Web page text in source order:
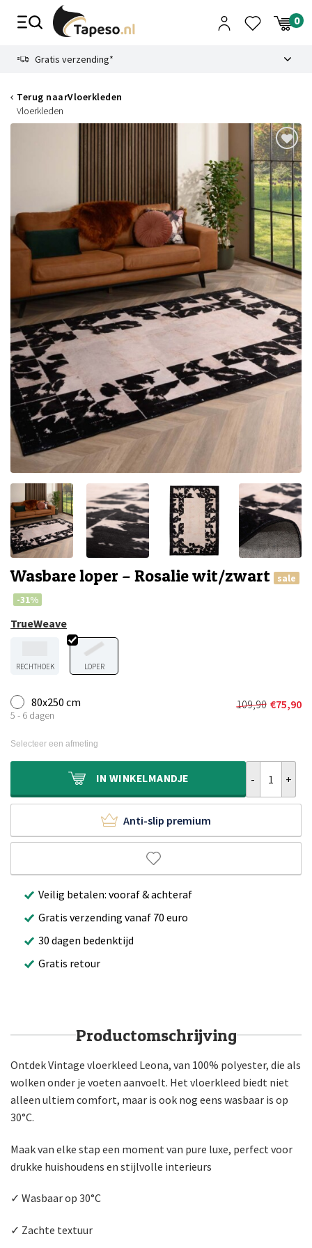
Gratis verzending*
Terug naarVloerkleden
Vloerkleden
Wasbare loper – Rosalie wit/zwart
sale
-31%
TrueWeave
RECHTHOEK LOPER
80x250 cm
5 - 6 dagen
109,90 €75,90
Huidige
Selecteer een afmeting
IN WINKELMANDJE
Anti-slip premium
Veilig betalen: vooraf & achteraf
Gratis verzending vanaf 70 euro
30 dagen bedenktijd
Gratis retour
Productomschrijving
Ontdek Vintage vloerkleed Leona, van 100% polyester, die als
wolken onder je voeten aanvoelt. Het vloerkleed biedt niet
alleen ultiem comfort, maar is ook nog eens wasbaar is op
30°C.
Maak van elke stap een moment van pure luxe, perfect voor
drukke huishoudens en stijlvolle interieurs
✓ Wasbaar op 30°C
✓ Zachte textuur